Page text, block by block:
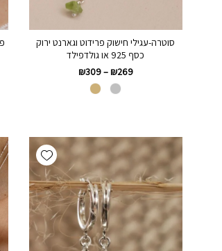
סוטרה-עגילי חישוק פרידוט וגארנט ירוק
כסף 925 או גולדפילד
₪269
–
₪309
wishlist